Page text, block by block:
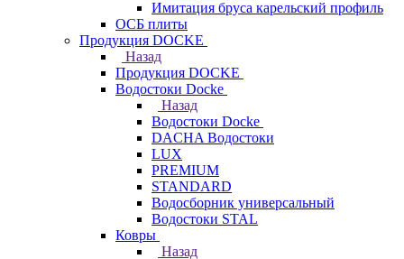
Имитация бруса карельский профиль
ОСБ плиты
Продукция DOCKE
Назад
Продукция DOCKE
Водостоки Docke
Назад
Водостоки Docke
DACHA Водостоки
LUX
PREMIUM
STANDARD
Водосборник универсальный
Водостоки STAL
Ковры
Назад